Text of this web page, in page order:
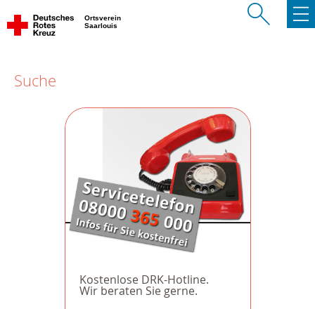
Ortsverein
Saarlouis
Suche
Kostenlose DRK-Hotline.
Wir beraten Sie gerne.